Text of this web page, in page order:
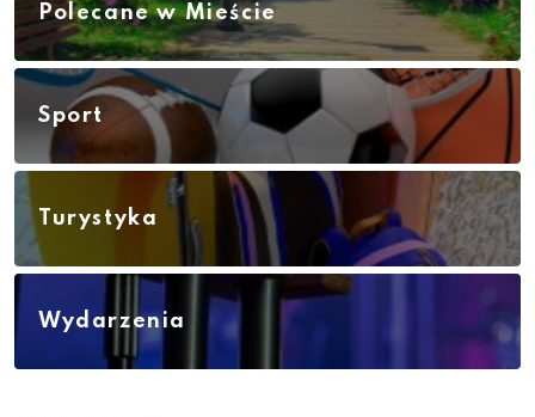
Polecane w Mieście
Sport
Turystyka
Wydarzenia